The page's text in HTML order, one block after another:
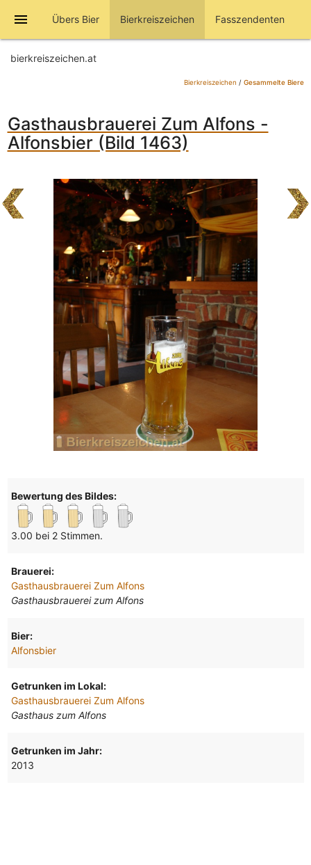
menu Übers Bier Bierkreiszeichen Fasszendenten
bierkreiszeichen.at
Bierkreiszeichen / Gesammelte Biere
Gasthausbrauerei Zum Alfons -
Alfonsbier (Bild 1463)
Bewertung des Bildes:
3.00 bei 2 Stimmen.
Brauerei:
Gasthausbrauerei Zum Alfons
Gasthausbrauerei zum Alfons
Bier:
Alfonsbier
Getrunken im Lokal:
Gasthausbrauerei Zum Alfons
Gasthaus zum Alfons
Getrunken im Jahr:
2013